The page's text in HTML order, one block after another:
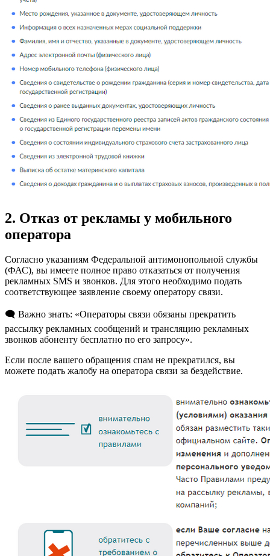
2. Отказ от рекламы у мобильного
оператора
Согласно указаниям Федеральной антимонопольной службы
(ФАС), вы имеете полное право отказаться от получения
рекламных SMS и звонков. Для этого необходимо подать
соответствующее заявление своему оператору связи.
🗨️ Важно знать: «Операторы связи обязаны прекратить
рассылку рекламных сообщений и трансляцию рекламных
звонков абоненту бесплатно по его запросу».
Если после вашего обращения спам не прекратился, вы
можете подать жалобу на оператора связи за бездействие.